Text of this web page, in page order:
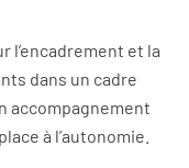
l’encadrement et la
dans un cadre
accompagnement
à l’autonomie.